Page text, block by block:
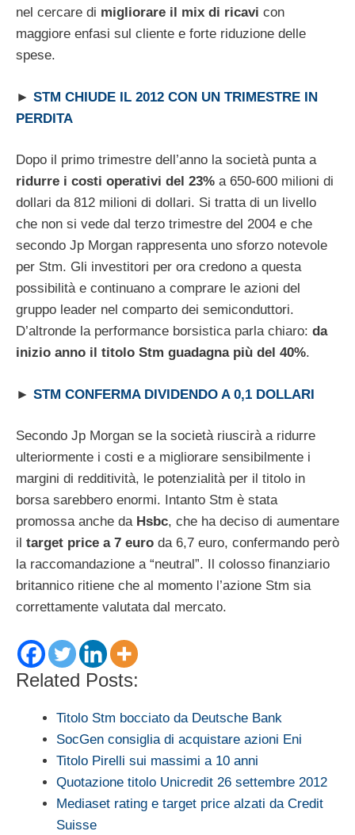
nel cercare di migliorare il mix di ricavi con
maggiore enfasi sul cliente e forte riduzione delle
spese.
► STM CHIUDE IL 2012 CON UN TRIMESTRE IN
PERDITA
Dopo il primo trimestre dell’anno la società punta a
ridurre i costi operativi del 23% a 650-600 milioni di
dollari da 812 milioni di dollari. Si tratta di un livello
che non si vede dal terzo trimestre del 2004 e che
secondo Jp Morgan rappresenta uno sforzo notevole
per Stm. Gli investitori per ora credono a questa
possibilità e continuano a comprare le azioni del
gruppo leader nel comparto dei semiconduttori.
D’altronde la performance borsistica parla chiaro: da
inizio anno il titolo Stm guadagna più del 40%.
► STM CONFERMA DIVIDENDO A 0,1 DOLLARI
Secondo Jp Morgan se la società riuscirà a ridurre
ulteriormente i costi e a migliorare sensibilmente i
margini di redditività, le potenzialità per il titolo in
borsa sarebbero enormi. Intanto Stm è stata
promossa anche da Hsbc, che ha deciso di aumentare
il target price a 7 euro da 6,7 euro, confermando però
la raccomandazione a “neutral”. Il colosso finanziario
britannico ritiene che al momento l’azione Stm sia
correttamente valutata dal mercato.
Related Posts:
Titolo Stm bocciato da Deutsche Bank
SocGen consiglia di acquistare azioni Eni
Titolo Pirelli sui massimi a 10 anni
Quotazione titolo Unicredit 26 settembre 2012
Mediaset rating e target price alzati da Credit
Suisse